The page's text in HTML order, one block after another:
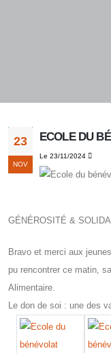
23
NOV
ECOLE DU
Le 23/11/2024
GÉNÉROSITÉ &
Bravo et merci aux
pu rencontrer ce matin,
Alimentaire.
Le don de soi : une des